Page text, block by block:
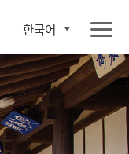
한국어